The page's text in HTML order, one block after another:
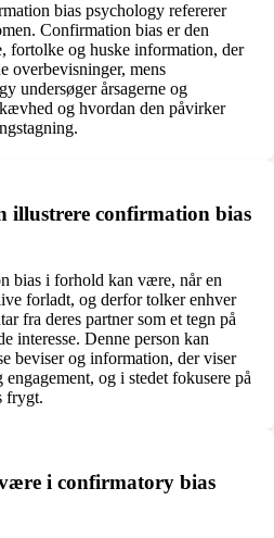
bias psychology refererer
Confirmation bias er den
fortolke og huske information, der
overbevisninger, mens
undersøger årsagerne og
og hvordan den påvirker
illustrere confirmation bias
bias i forhold kan være, når en
forladt, og derfor tolker enhver
fra deres partner som et tegn på
interesse. Denne person kan
beviser og information, der viser
og i stedet fokusere på
frygt.
i confirmatory bias